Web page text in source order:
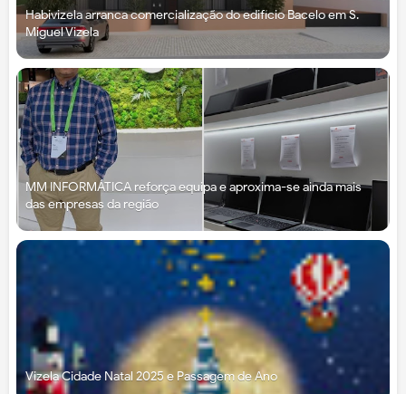
Habivizela arranca comercialização do edifício Bacelo em S.
Miguel Vizela
MM INFORMÁTICA reforça equipa e aproxima-se ainda mais
das empresas da região
Vizela Cidade Natal 2025 e Passagem de Ano